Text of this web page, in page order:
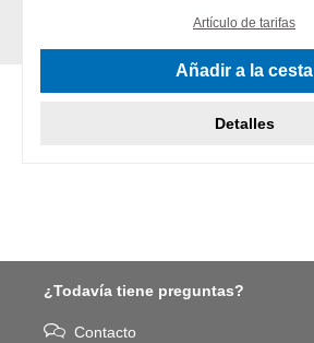
Artículo de tarifas
Añadir a la cesta
Detalles
¿Todavía tiene preguntas?
Contacto